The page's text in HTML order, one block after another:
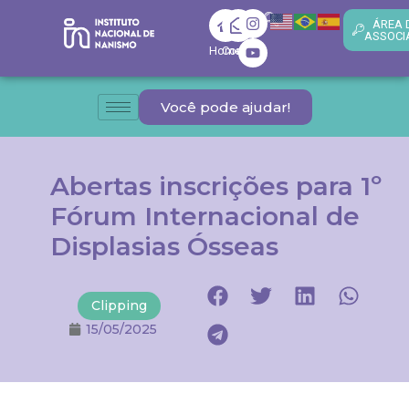
Home
Contato
ÁREA
Você pode ajudar!
Abertas inscrições para 1º
Fórum Internacional de
Displasias Ósseas
Clipping
15/05/2025